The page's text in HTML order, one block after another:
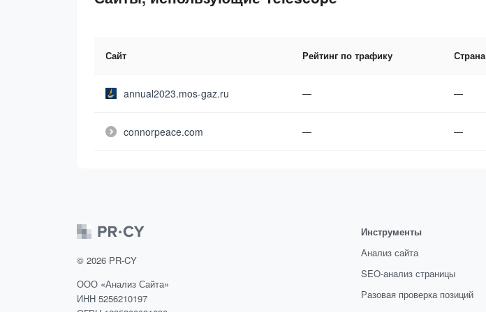
Сайт Рейтинг по трафику Страна
annual2023.mos-gaz.ru — —
connorpeace.com — —
© 2026 PR-CY
ООО «Анализ Сайта»
ИНН 5256210197
Инструменты
Анализ сайта
SEO-анализ страницы
Разовая проверка позиций